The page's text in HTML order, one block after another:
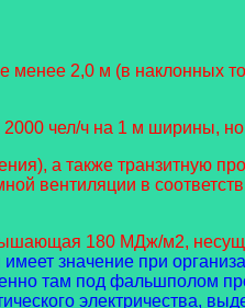
менее 2,0 м (в наклонных
2000 чел/ч на 1 м ширины,
а также транзитную
вентиляции в
180 МДж/м2,
имеет значение при
там под фальшполом
электричества,